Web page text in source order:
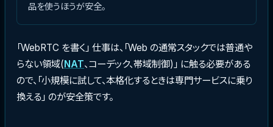
品を使うほうが安全。
「WebRTC を書く」 仕事は、「Web の通常スタックでは普通や
らない領域( NAT、コーデック、帯域制御)」 に触る必要がある
ので、「小規模に試して、本格化するときは専門サービスに乗り
換える」 のが安全策です。